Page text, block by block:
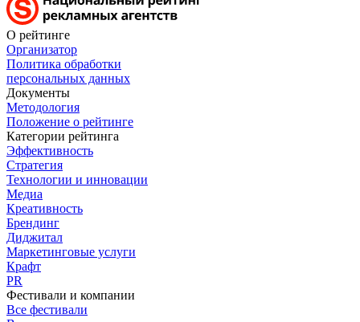
О рейтинге
Организатор
Политика обработки
персональных данных
Документы
Методология
Положение о рейтинге
Категории рейтинга
Эффективность
Стратегия
Технологии и инновации
Медиа
Креативность
Брендинг
Диджитал
Маркетинговые услуги
Крафт
PR
Фестивали и компании
Все фестивали